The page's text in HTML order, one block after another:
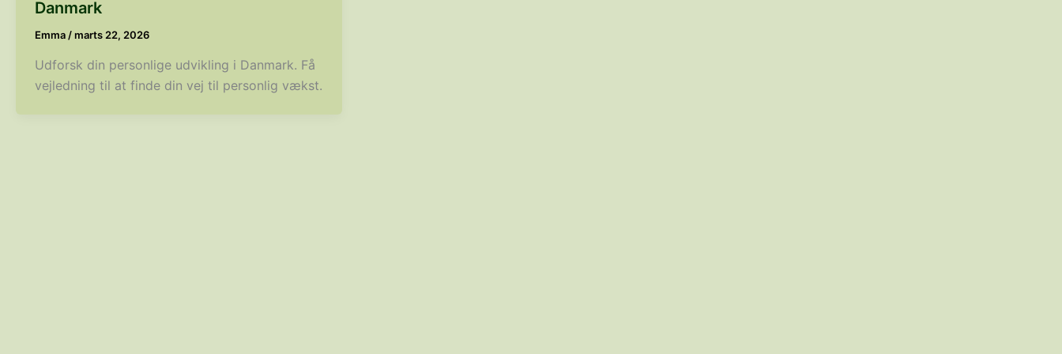
Danmark
Emma/marts 22, 2026
Udforsk din personlige udvikling i Danmark. Få
vejledning til at finde din vej til personlig vækst.